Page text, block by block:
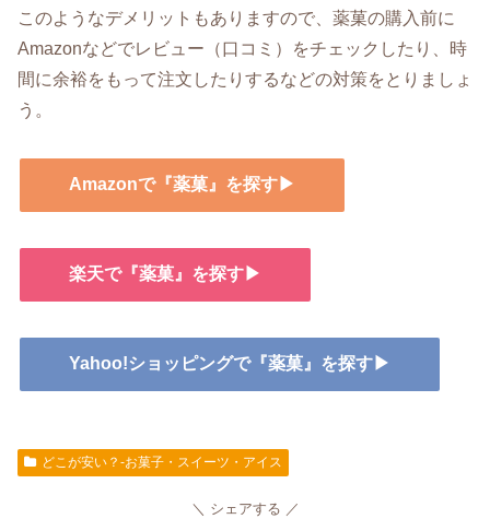
このようなデメリットもありますので、薬菓の購入前に
Amazonなどでレビュー（口コミ）をチェックしたり、時
間に余裕をもって注文したりするなどの対策をとりましょ
う。
Amazonで『薬菓』を探す▶
楽天で『薬菓』を探す▶
Yahoo!ショッピングで『薬菓』を探す▶
どこが安い？-お菓子・スイーツ・アイス
シェアする